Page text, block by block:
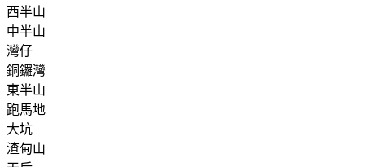
西半山
中半山
灣仔
銅鑼灣
東半山
跑馬地
大坑
渣甸山